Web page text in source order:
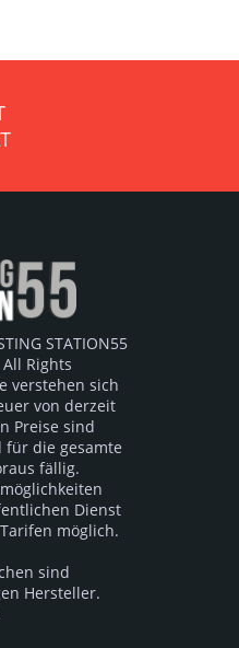
STATION55
Rights
verstehen sich
von derzeit
Preise sind
für die gesamte
fällig.
Dienst
möglich.
sind
Hersteller.